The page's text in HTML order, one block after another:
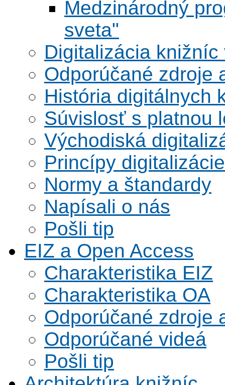
Medzinárodný
sveta"
Digitalizácia knižníc
Odporúčané zdroje
História digitálnych
Súvislosť s platnou
Východiská
Princípy digitalizácie
Normy a štandardy
Napísali o nás
Pošli tip
EIZ a Open Access
Charakteristika EIZ
Charakteristika OA
Odporúčané zdroje
Odporúčané videá
Pošli tip